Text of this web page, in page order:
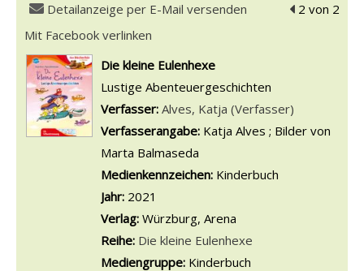
Detailanzeige per E-Mail versenden
zum
2 von 2
Mit Facebook verlinken
wird in neuem Tab geöffnet
Die kleine Eulenhexe
Lustige Abenteuergeschichten
Verfasser: Suche nach diesem Verfasser
Alves, Katja (Verfasser)
Verfasserangabe: Katja Alves ; Bilder von
Marta Balmaseda
Medienkennzeichen: Kinderbuch
Jahr: 2021
Verlag: Würzburg, Arena
Reihe: Die kleine Eulenhexe
Mediengruppe: Kinderbuch